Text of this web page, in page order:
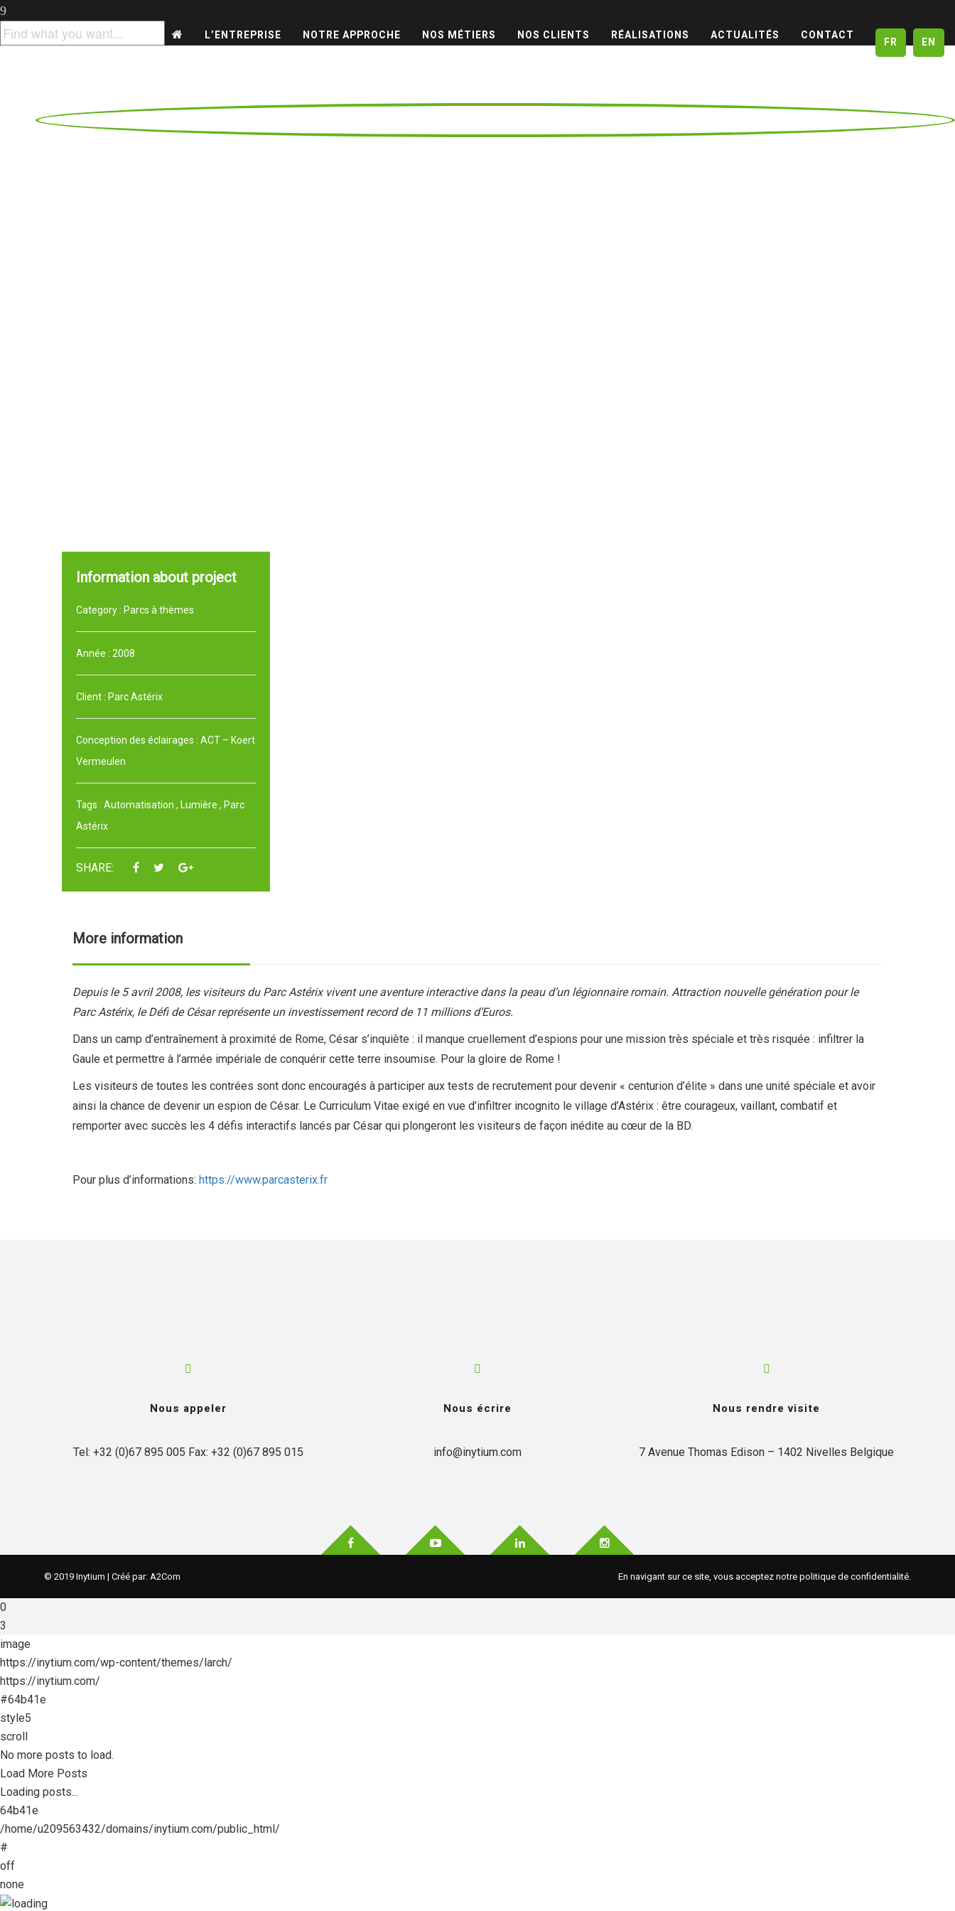
L’ENTREPRISE NOTRE APPROCHE NOS MÉTIERS NOS CLIENTS RÉALISATIONS ACTUALITÉS CONTACT FR EN
Information about project
Category : Parcs à thèmes
Année : 2008
Client : Parc Astérix
Conception des éclairages : ACT – Koert
Vermeulen
Tags : Automatisation , Lumière , Parc
Astérix
SHARE:
More information
Depuis le 5 avril 2008, les visiteurs du Parc Astérix vivent une aventure interactive dans la peau d’un légionnaire romain. Attraction nouvelle génération pour le
Parc Astérix, le Défi de César représente un investissement record de 11 millions d’Euros.
Dans un camp d’entraînement à proximité de Rome, César s’inquiète : il manque cruellement d’espions pour une mission très spéciale et très risquée : infiltrer la
Gaule et permettre à l’armée impériale de conquérir cette terre insoumise. Pour la gloire de Rome !
Les visiteurs de toutes les contrées sont donc encouragés à participer aux tests de recrutement pour devenir « centurion d’élite » dans une unité spéciale et avoir
ainsi la chance de devenir un espion de César. Le Curriculum Vitae exigé en vue d’infiltrer incognito le village d’Astérix : être courageux, vaillant, combatif et
remporter avec succès les 4 défis interactifs lancés par César qui plongeront les visiteurs de façon inédite au cœur de la BD.
Pour plus d’informations: https://www.parcasterix.fr
Nous appeler
Tel: +32 (0)67 895 005 Fax: +32 (0)67 895 015
Nous écrire
info@inytium.com
Nous rendre visite
7 Avenue Thomas Edison – 1402 Nivelles Belgique
© 2019 Inytium | Créé par: A2Com En navigant sur ce site, vous acceptez notre politique de confidentialité.
0
3
image
https://inytium.com/wp-content/themes/larch/
https://inytium.com/
#64b41e
style5
scroll
No more posts to load.
Load More Posts
Loading posts...
64b41e
/home/u209563432/domains/inytium.com/public_html/
#
off
none